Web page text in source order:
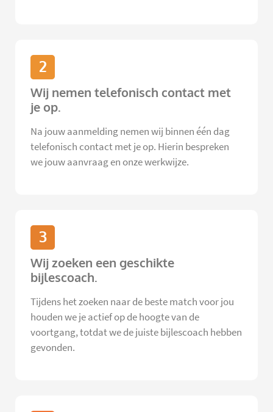
2
Wij nemen telefonisch contact met
je op.
Na jouw aanmelding nemen wij binnen één dag
telefonisch contact met je op. Hierin bespreken
we jouw aanvraag en onze werkwijze.
3
Wij zoeken een geschikte
bijlescoach.
Tijdens het zoeken naar de beste match voor jou
houden we je actief op de hoogte van de
voortgang, totdat we de juiste bijlescoach hebben
gevonden.